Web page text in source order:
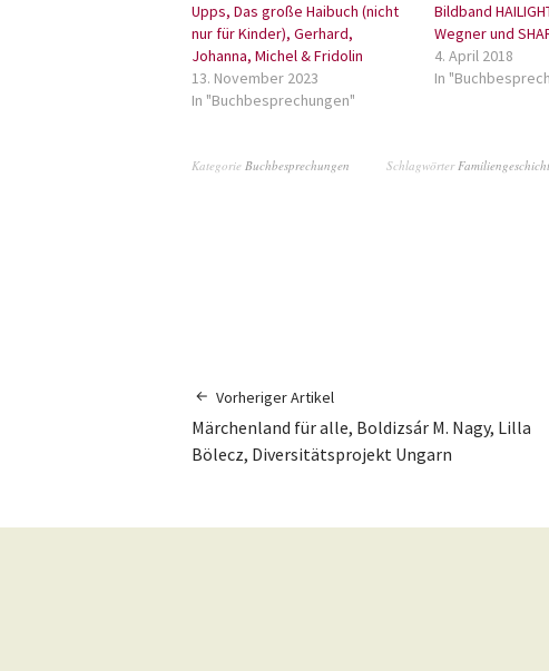
Upps, Das große Haibuch (nicht
nur für Kinder), Gerhard,
Johanna, Michel & Fridolin
13. November 2023
In "Buchbesprechungen"
Bildband
Wegner und
4. April 2018
In
Kategorie Buchbesprechungen Schlagwörter
Vorheriger Artikel
Märchenland für alle, Boldizsár M. Nagy, Lilla
Bölecz, Diversitätsprojekt Ungarn